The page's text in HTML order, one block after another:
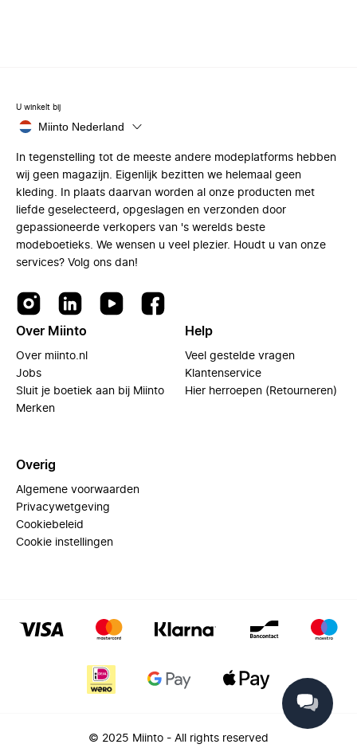
U winkelt bij
Miinto Nederland
In tegenstelling tot de meeste andere modeplatforms hebben
wij geen magazijn. Eigenlijk bezitten we helemaal geen
kleding. In plaats daarvan worden al onze producten met
liefde geselecteerd, opgeslagen en verzonden door
gepassioneerde verkopers van 's werelds beste
modeboetieks. We wensen u veel plezier. Houdt u van onze
services? Volg ons dan!
Over Miinto
Over miinto.nl
Jobs
Sluit je boetiek aan bij Miinto
Merken
Help
Veel gestelde vragen
Klantenservice
Hier herroepen (Retourneren)
Overig
Algemene voorwaarden
Privacywetgeving
Cookiebeleid
Cookie instellingen
© 2025 Miinto - All rights reserved